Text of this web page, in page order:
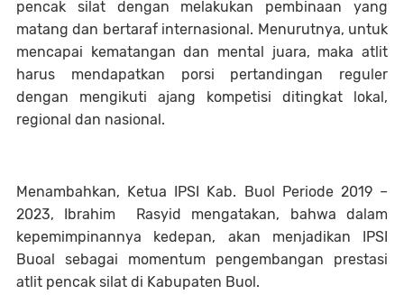
pencak silat dengan melakukan pembinaan yang
matang dan bertaraf internasional. Menurutnya, untuk
mencapai kematangan dan mental juara, maka atlit
harus mendapatkan porsi pertandingan reguler
dengan mengikuti ajang kompetisi ditingkat lokal,
regional dan nasional.
Menambahkan, Ketua IPSI Kab. Buol Periode 2019 –
2023, Ibrahim Rasyid mengatakan, bahwa dalam
kepemimpinannya kedepan, akan menjadikan IPSI
Buoal sebagai momentum pengembangan prestasi
atlit pencak silat di Kabupaten Buol.